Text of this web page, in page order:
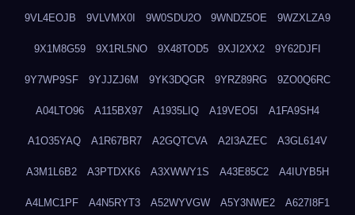
9VL4EOJB 9VLVMX0I 9W0SDU2O 9WNDZ5OE 9WZXLZA9
9X1M8G59 9X1RL5NO 9X48TOD5 9XJI2XX2 9Y62DJFI
9Y7WP9SF 9YJJZJ6M 9YK3DQGR 9YRZ89RG 9ZO0Q6RC
A04LTO96 A115BX97 A1935LIQ A19VEO5I A1FA9SH4
A1O35YAQ A1R67BR7 A2GQTCVA A2I3AZEC A3GL614V
A3M1L6B2 A3PTDXK6 A3XWWY1S A43E85C2 A4IUYB5H
A4LMC1PF A4N5RYT3 A52WYVGW A5Y3NWE2 A627I8F1